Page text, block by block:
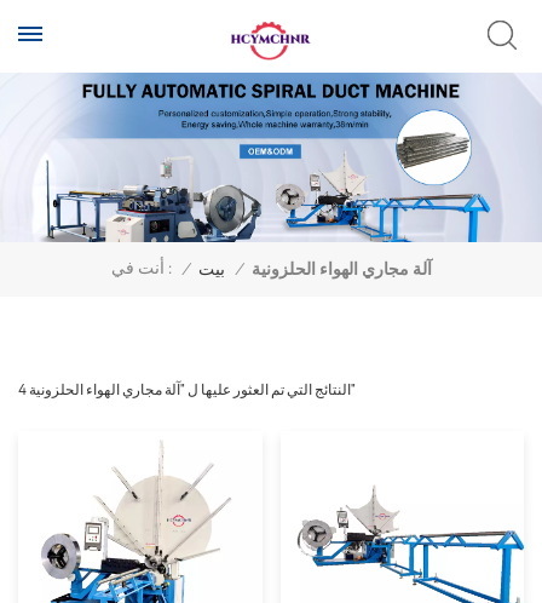
أنت في : / بيت / آلة مجاري الهواء الحلزونية
4 النتائج التي تم العثور عليها ل "آلة مجاري الهواء الحلزونية"